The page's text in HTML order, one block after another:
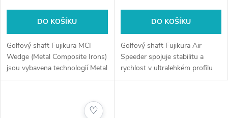
DO KOŠÍKU
Golfový shaft Fujikura MCI
Wedge (Metal Composite Irons)
jsou vybavena technologií Metal
Composite Technology, která
grafit do jednoho revolučního...
DO KOŠÍKU
Golfový shaft Fujikura Air
Speeder spojuje stabilitu a
rychlost v ultralehkém profilu
pomocí použití patentovaných
♡